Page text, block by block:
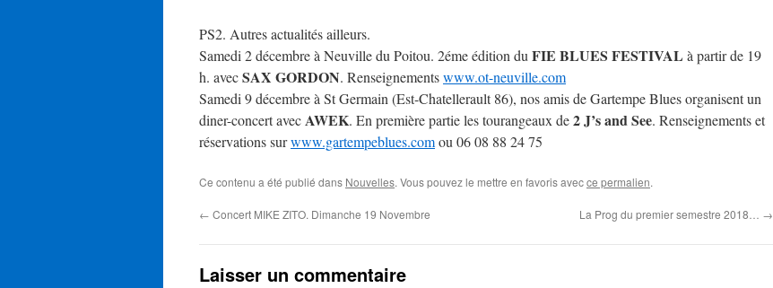
PS2. Autres actualités ailleurs.
Samedi 2 décembre à Neuville du Poitou. 2éme édition du FIE BLUES FESTIVAL à partir de 19
h. avecSAX GORDON. Renseignementswww.ot-neuville.com
Samedi 9 décembre à St Germain (Est-Chatellerault 86), nos amis de Gartempe Blues organisent un
diner-concert avecAWEK. En première partie les tourangeaux de2 J’s and See. Renseignements et
réservations surwww.gartempeblues.comou 06 08 88 24 75
Ce contenu a été publié dans Nouvelles. Vous pouvez le mettre en favoris avecce permalien.
← Concert MIKE ZITO. Dimanche 19 Novembre La Prog du premier semestre 2018… →
Laisser un commentaire